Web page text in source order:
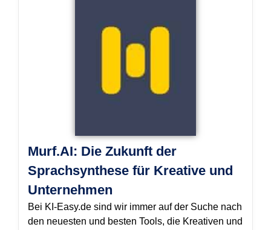
Murf.AI: Die Zukunft der
Sprachsynthese für Kreative und
Unternehmen
Bei KI-Easy.de sind wir immer auf der Suche nach
den neuesten und besten Tools, die Kreativen und